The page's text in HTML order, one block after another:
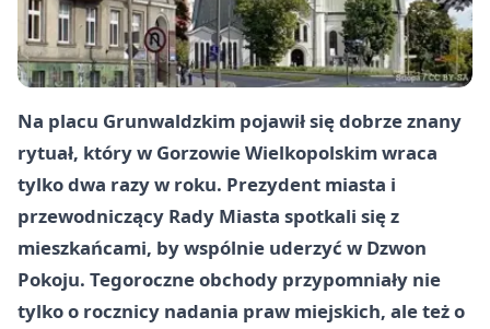
Na placu Grunwaldzkim pojawił się dobrze znany
rytuał, który w Gorzowie Wielkopolskim wraca
tylko dwa razy w roku. Prezydent miasta i
przewodniczący Rady Miasta spotkali się z
mieszkańcami, by wspólnie uderzyć w Dzwon
Pokoju. Tegoroczne obchody przypomniały nie
tylko o rocznicy nadania praw miejskich, ale też o